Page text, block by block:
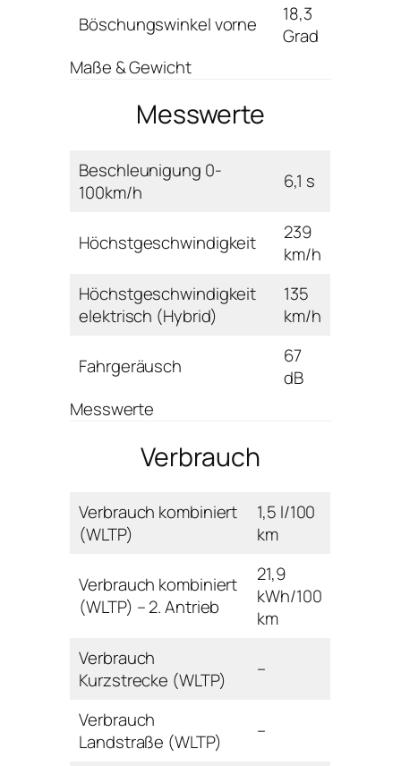
Böschungswinkel vorne
18,3
Grad
Maße & Gewicht
Messwerte
Beschleunigung 0-
100km/h
6,1 s
Höchstgeschwindigkeit
239
km/h
Höchstgeschwindigkeit
elektrisch (Hybrid)
135
km/h
Fahrgeräusch
67
dB
Messwerte
Verbrauch
Verbrauch kombiniert
(WLTP)
1,5 l/100
km
Verbrauch kombiniert
(WLTP) – 2. Antrieb
21,9
kWh/100
km
Verbrauch
Kurzstrecke (WLTP)
–
Verbrauch
Landstraße (WLTP)
–